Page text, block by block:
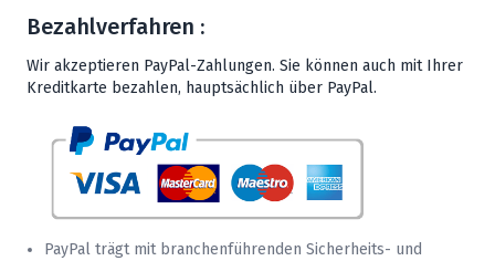
Bezahlverfahren :
Wir akzeptieren PayPal-Zahlungen. Sie können auch mit Ihrer
Kreditkarte bezahlen, hauptsächlich über PayPal.
PayPal trägt mit branchenführenden Sicherheits- und